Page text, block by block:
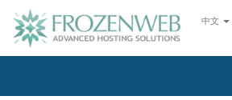
中文